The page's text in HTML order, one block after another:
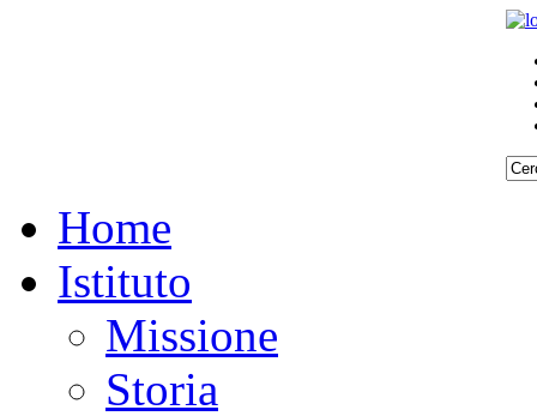
Home
Istituto
Missione
Storia